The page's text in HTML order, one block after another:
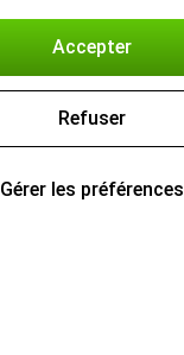
Accepter
Refuser
Gérer les préférences